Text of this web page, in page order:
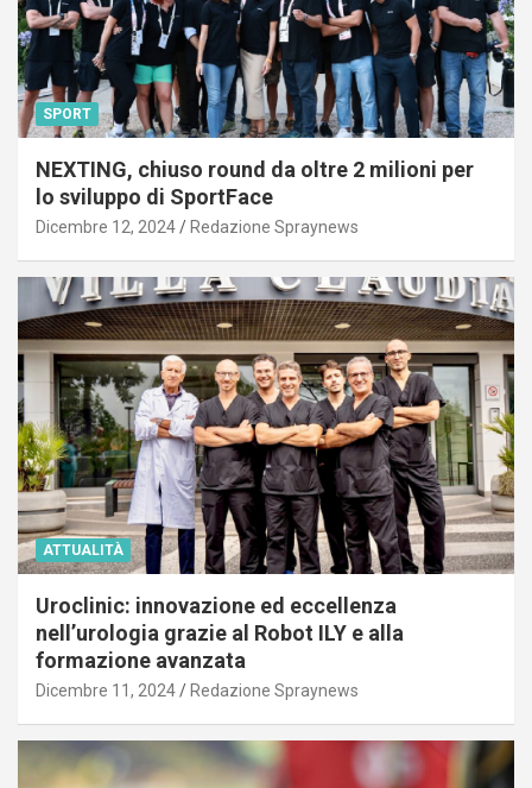
SPORT
NEXTING, chiuso round da oltre 2 milioni per
lo sviluppo di SportFace
Dicembre 12, 2024 Redazione Spraynews
ATTUALITÀ
Uroclinic: innovazione ed eccellenza
nell’urologia grazie al Robot ILY e alla
formazione avanzata
Dicembre 11, 2024 Redazione Spraynews